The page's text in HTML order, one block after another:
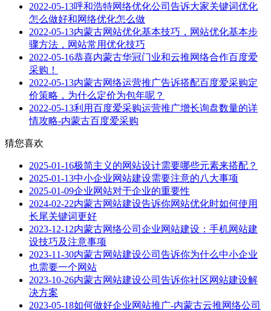
2022-05-13呼和浩特网络优化公司告诉大家关键词优化
怎么做好和网络优化怎么做
2022-05-13内蒙古网站优化基本技巧，网站优化基本步
骤方法，网站常用优化技巧
2022-05-16恭喜内蒙古华冠门业和云推网络合作百度爱
采购！
2022-05-13内蒙古网络运营推广告诉搭配百度爱采购定
价策略，为什么定价为包年呢？
2022-05-13利用百度爱采购运营推广增长询盘数量的详
情攻略-内蒙古百度爱采购
猜您喜欢
2025-01-16极简主义的网站设计需要哪些元素来搭配？
2025-01-13中小企业网站建设需要注意的八大事项
2025-01-09企业网站对于企业的重要性
2024-02-22内蒙古网站建设告诉你网站优化时如何使用
长尾关键词更好
2023-12-12内蒙古网络公司企业网站建设：手机网站建
设技巧及注意事项
2023-11-30内蒙古网站建设公司告诉你为什么中小企业
也需要一个网站
2023-10-26内蒙古网站建设公司告诉你社区网站建设解
决方案
2023-05-18如何做好企业网站推广-内蒙古云推网络公司